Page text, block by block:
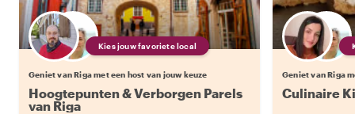
Kies jouw favoriete local
Geniet van Riga met een host van jouw keuze
Hoogtepunten & Verborgen Parels
van Riga
Geniet van Riga
Culinaire